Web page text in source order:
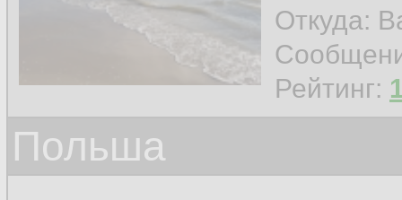
Откуда:
Рейтинг:
Польша